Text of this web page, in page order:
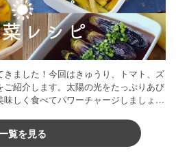
ました！今回はきゅうり、トマト、ズ
紹介します。太陽の光をたっぷりあび
しく食べてパワーチャージしましょう
覧を見る